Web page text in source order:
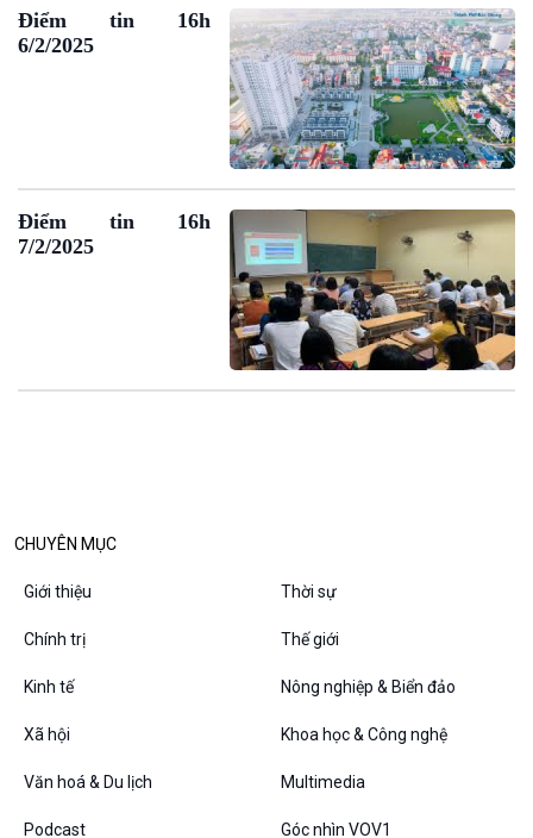
Điểm tin 16h
6/2/2025
Điểm tin 16h
7/2/2025
CHUYÊN MỤC
Giới thiệu Thời sự
Chính trị Thế giới
Kinh tế Nông nghiệp & Biển đảo
Xã hội Khoa học & Công nghệ
Văn hoá & Du lịch Multimedia
Podcast Góc nhìn VOV1